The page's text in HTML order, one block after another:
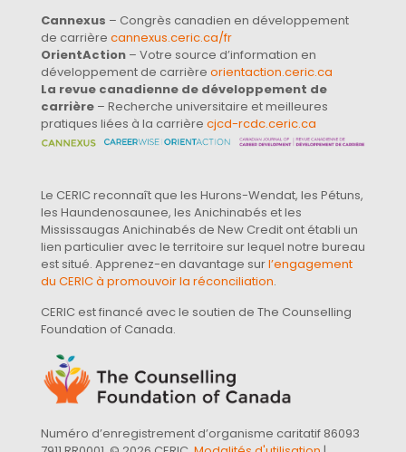
Cannexus – Congrès canadien en développement
de carrière cannexus.ceric.ca/fr
OrientAction – Votre source d’information en
développement de carrière orientaction.ceric.ca
La revue canadienne de développement de
carrière – Recherche universitaire et meilleures
pratiques liées à la carrière cjcd-rcdc.ceric.ca
Le CERIC reconnaît que les Hurons-Wendat, les Pétuns,
les Haundenosaunee, les Anichinabés et les
Mississaugas Anichinabés de New Credit ont établi un
lien particulier avec le territoire sur lequel notre bureau
est situé. Apprenez-en davantage surl’engagement
du CERIC à promouvoir la réconciliation.
CERIC est financé avec le soutien de The Counselling
Foundation of Canada.
Numéro d’enregistrement d’organisme caritatif 86093